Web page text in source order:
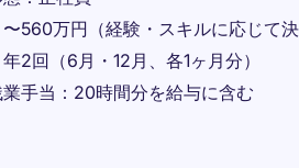
560万円（経験・スキルに応じて決
2回（6月・12月、各1ヶ月分）
手当：20時間分を給与に含む